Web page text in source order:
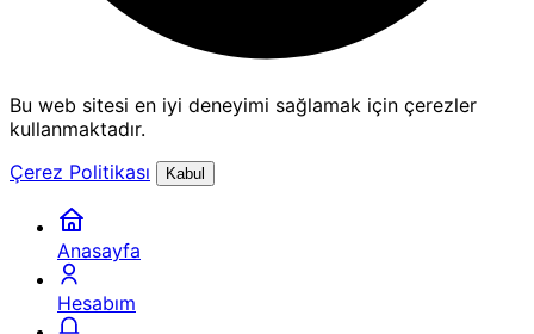
Bu web sitesi en iyi deneyimi sağlamak için çerezler
kullanmaktadır.
Çerez Politikası
Kabul
Anasayfa
Hesabım